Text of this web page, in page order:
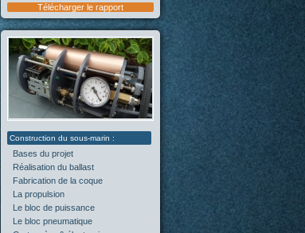
Télécharger le rapport
Bases du projet
Réalisation du ballast
Fabrication de la coque
La propulsion
Le bloc de puissance
Le bloc pneumatique